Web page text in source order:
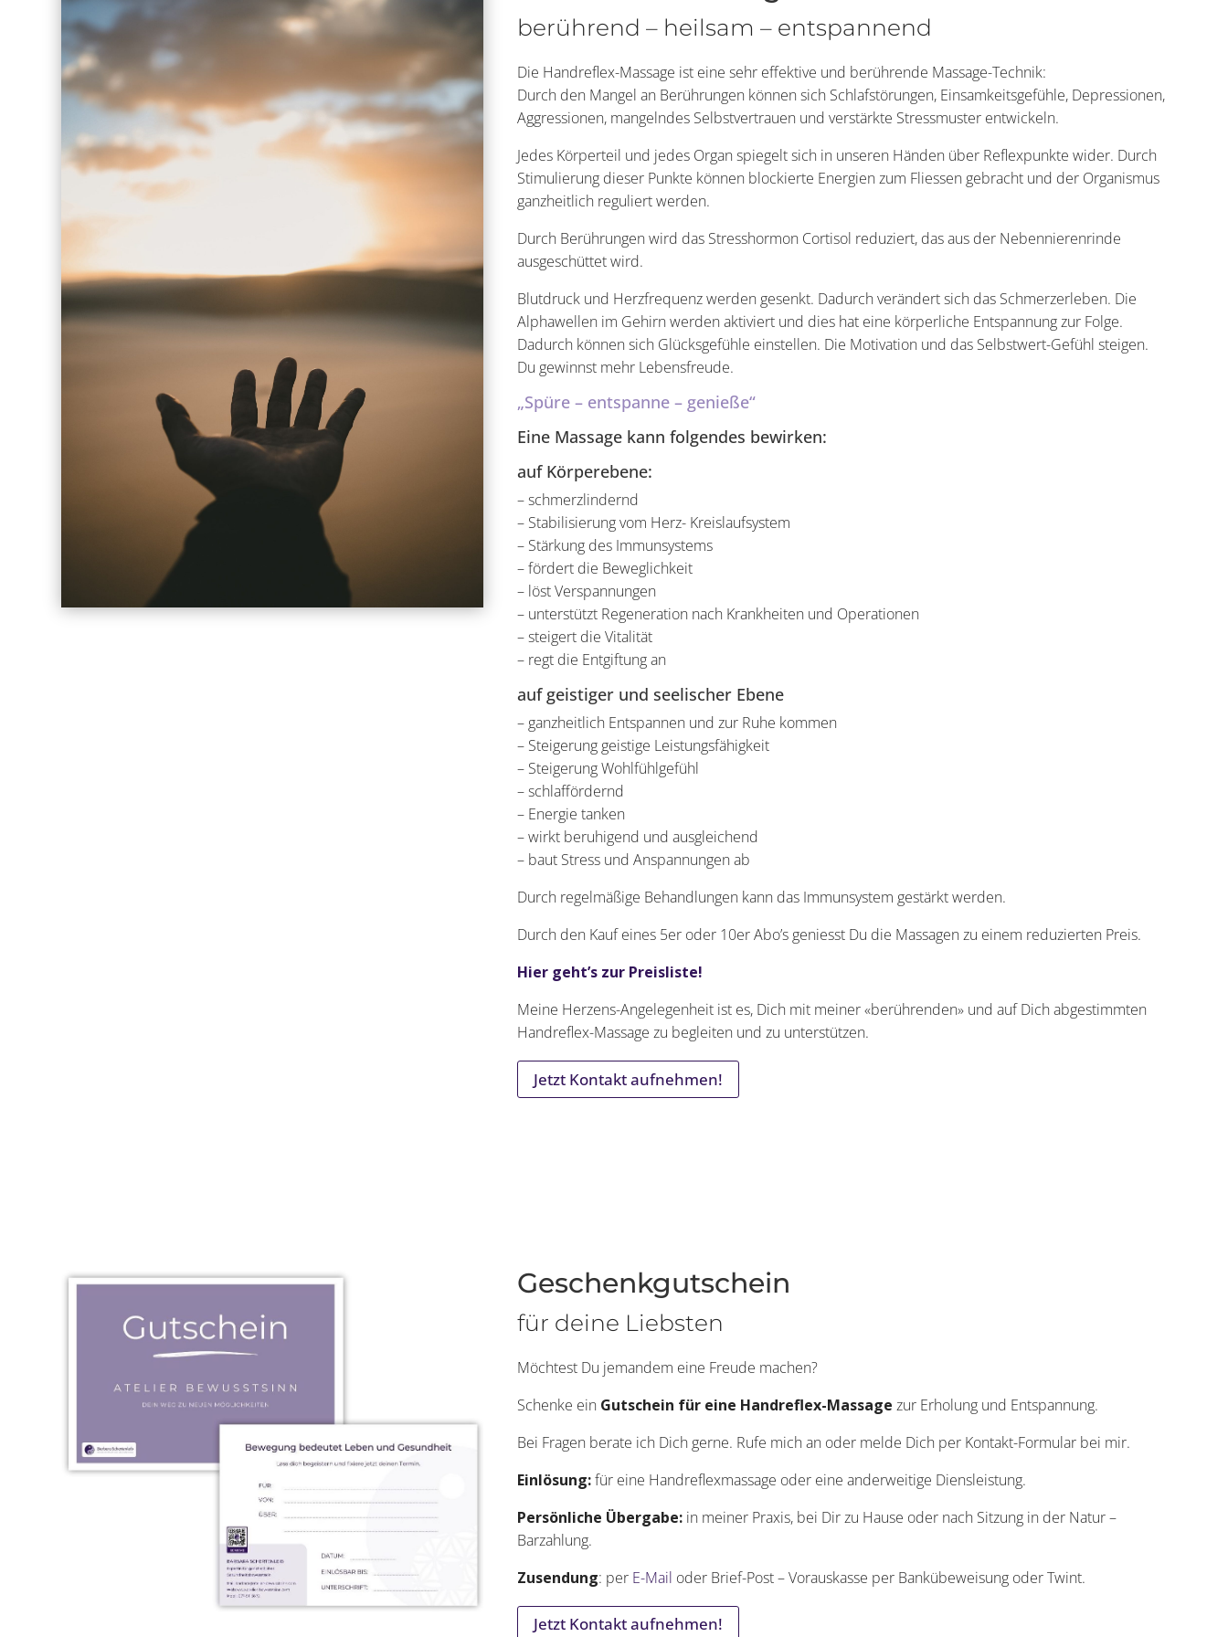
berührend – heilsam – entspannend
Die Handreflex-Massage ist eine sehr effektive und berührende Massage-Technik:
Durch den Mangel an Berührungen können sich Schlafstörungen, Einsamkeitsgefühle, Depressionen,
Aggressionen, mangelndes Selbstvertrauen und verstärkte Stressmuster entwickeln.
Jedes Körperteil und jedes Organ spiegelt sich in unseren Händen über Reflexpunkte wider. Durch
Stimulierung dieser Punkte können blockierte Energien zum Fliessen gebracht und der Organismus
ganzheitlich reguliert werden.
Durch Berührungen wird das Stresshormon Cortisol reduziert, das aus der Nebennierenrinde
ausgeschüttet wird.
Blutdruck und Herzfrequenz werden gesenkt. Dadurch verändert sich das Schmerzerleben. Die
Alphawellen im Gehirn werden aktiviert und dies hat eine körperliche Entspannung zur Folge.
Dadurch können sich Glücksgefühle einstellen. Die Motivation und das Selbstwert-Gefühl steigen.
Du gewinnst mehr Lebensfreude.
„Spüre – entspanne – genieße“
Eine Massage kann folgendes bewirken:
auf Körperebene:
– schmerzlindernd
– Stabilisierung vom Herz- Kreislaufsystem
– Stärkung des Immunsystems
– fördert die Beweglichkeit
– löst Verspannungen
– unterstützt Regeneration nach Krankheiten und Operationen
– steigert die Vitalität
– regt die Entgiftung an
auf geistiger und seelischer Ebene
– ganzheitlich Entspannen und zur Ruhe kommen
– Steigerung geistige Leistungsfähigkeit
– Steigerung Wohlfühlgefühl
– schlaffördernd
– Energie tanken
– wirkt beruhigend und ausgleichend
– baut Stress und Anspannungen ab
Durch regelmäßige Behandlungen kann das Immunsystem gestärkt werden.
Durch den Kauf eines 5er oder 10er Abo’s geniesst Du die Massagen zu einem reduzierten Preis.
Hier geht’s zur Preisliste!
Meine Herzens-Angelegenheit ist es, Dich mit meiner «berührenden» und auf Dich abgestimmten
Handreflex-Massage zu begleiten und zu unterstützen.
Jetzt Kontakt aufnehmen!
Geschenkgutschein
für deine Liebsten
Möchtest Du jemandem eine Freude machen?
Schenke einGutschein für eine Handreflex-Massage zur Erholung und Entspannung.
Bei Fragen berate ich Dich gerne. Rufe mich an oder melde Dich per Kontakt-Formular bei mir.
Einlösung:für eine Handreflexmassage oder eine anderweitige Diensleistung.
Persönliche Übergabe:in meiner Praxis, bei Dir zu Hause oder nach Sitzung in der Natur –
Barzahlung.
Zusendung: per E-Mail oder Brief-Post – Vorauskasse per Bankübeweisung oder Twint.
Jetzt Kontakt aufnehmen!